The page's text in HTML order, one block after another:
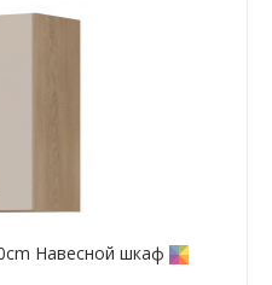
Навесной шкаф